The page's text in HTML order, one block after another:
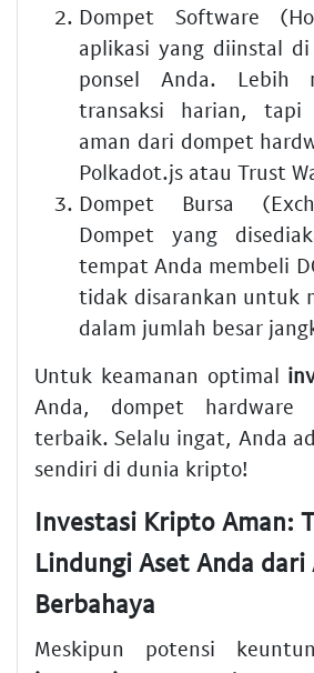
Dompet Software
aplikasi yang diinstal
ponsel Anda. Lebih
transaksi harian, tapi
aman dari dompet
Polkadot.js atau Trust
Dompet Bursa
Dompet yang
tempat Anda membeli
tidak disarankan untuk
dalam jumlah besar
Untuk keamanan optimal
Anda, dompet hardware
terbaik. Selalu ingat, Anda
sendiri di dunia kripto!
Investasi Kripto Aman:
Lindungi Aset Anda dari
Berbahaya
Meskipun potensi